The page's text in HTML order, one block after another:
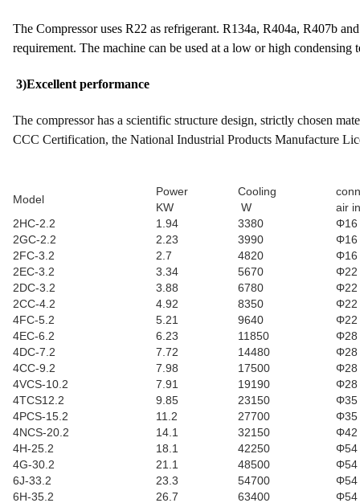
The Compressor uses R22 as refrigerant. R134a, R404a, R407b
requirement. The machine can be used at a low or high condensing
3)Excellent performance
The compressor has a scientific structure design, strictly chosen
CCC Certification, the National Industrial Products Manufacture
Model
Power Cooling
KW
W
air in
2HC-2.2
1.94 3380
Φ16
2GC-2.2
2.23 3990
Φ16
2FC-3.2
2.7 4820
Φ16
2EC-3.2
3.34 5670
Φ22
2DC-3.2
3.88 6780
Φ22
2CC-4.2
4.92 8350
Φ22
4FC-5.2
5.21 9640
Φ22
4EC-6.2
6.23 11850
Φ28
4DC-7.2
7.72 14480
Φ28
4CC-9.2
7.98 17500
Φ28
4VCS-10.2
7.91 19190
Φ28
4TCS12.2
9.85 23150
Φ35
4PCS-15.2
11.2 27700
Φ35
4NCS-20.2
14.1 32150
Φ42
4H-25.2
18.1 42250
Φ54
4G-30.2
21.1 48500
Φ54
6J-33.2
23.3 54700
Φ54
6H-35.2
26.7 63400 Φ54